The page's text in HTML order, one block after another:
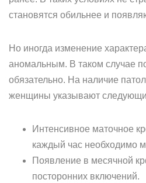
становятся обильнее и
Но иногда изменение
аномальным. В таком случае
обязательно. На наличие
женщины указывают
Интенсивное маточное
каждый час необходимо
Появление в месячной
посторонних включений.